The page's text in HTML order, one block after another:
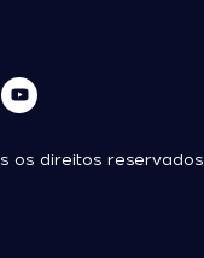
os direitos reservados